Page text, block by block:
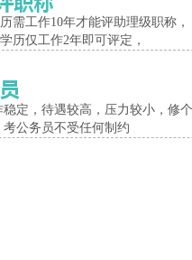
需工作10年才能评助理级职称，
历仅工作2年即可评定，
定，待遇较高，压力较小，修
公务员不受任何制约